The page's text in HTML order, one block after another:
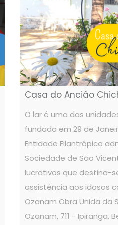
Casa do Ancião
O lar é uma das
fundada em 29 de
Entidade Filantrópica
Sociedade de São
lucrativos que destina-
assistência aos idosos
Ozanam Obra Unida da
Ozanam, 711 - Ipiranga,